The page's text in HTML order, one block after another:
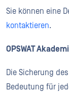
Sie können eine
kontaktieren.
OPSWAT
Die Sicherung
Bedeutung für